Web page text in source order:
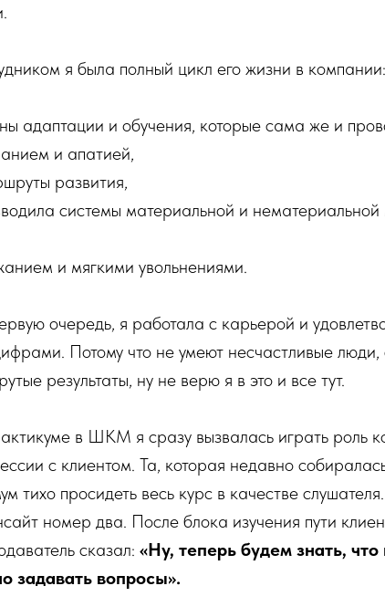
я была полный цикл его жизни в компании:
адаптации и обучения, которые сама же и
и апатией,
развития,
системы материальной и нематериальной
и мягкими увольнениями.
очередь, я работала с карьерой и
Потому что не умеют несчастливые
результаты, ну не верю я в это и все тут.
в ШКМ я сразу вызвалась играть роль
с клиентом. Та, которая недавно
тихо просидеть весь курс в качестве
номер два. После блока изучения пути
сказал: «Ну, теперь будем знать,
задавать вопросы».